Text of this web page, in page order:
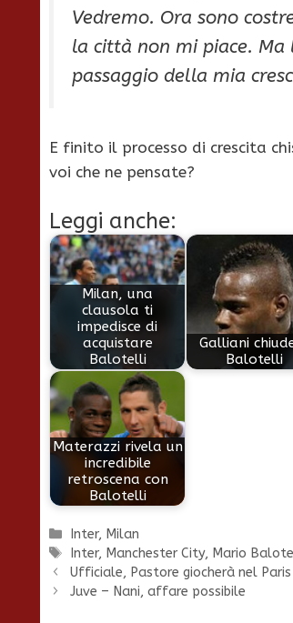
Vedremo. Ora sono
la città non mi piace. Ma
passaggio della mia
E finito il processo di crescita
voi che ne pensate?
Leggi anche:
Milan, una
clausola ti
impedisce di
acquistare
Balotelli
Galliani
Balotelli
Materazzi rivela un
incredibile
retroscena con
Balotelli
Categorie
Inter, Milan
Tag
Inter, Manchester City, Mario
Ufficiale, Pastore giocherà nel Paris
Juve – Nani, affare possibile